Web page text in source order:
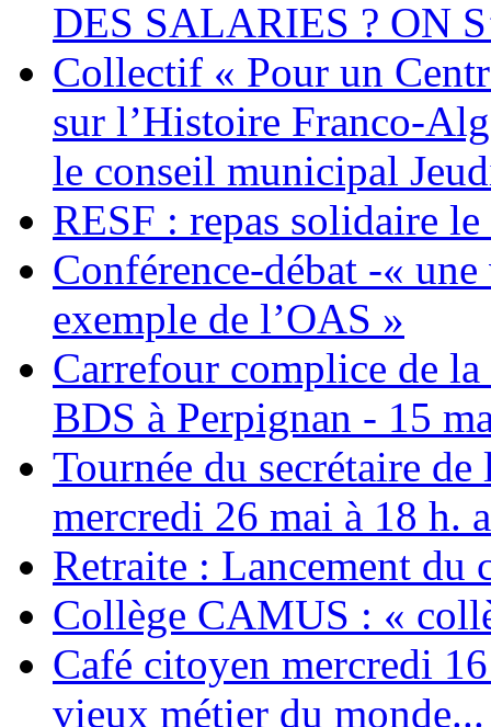
DES SALARIES ? ON
Collectif « Pour un
sur l’Histoire Franco-
le conseil municipal
RESF : repas solidaire
Conférence-débat -«
exemple de l’OAS »
Carrefour complice de
BDS à Perpignan - 15
Tournée du secrétaire
mercredi 26 mai à 18 h.
Retraite : Lancement du
Collège CAMUS : «
Café citoyen mercredi
vieux métier du